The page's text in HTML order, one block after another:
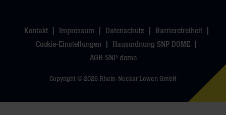
Kontakt Impressum Datenschutz
Barrierefreiheit
Cookie-Einstellungen
Hausordnung SNP DOME
AGB SNP dome
Copyright © 2026 Rhein-Neckar Löwen GmbH